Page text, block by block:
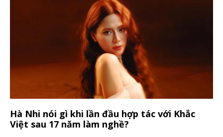
Hà Nhi nói gì khi lần đầu hợp tác với Khắc
Việt sau 17 năm làm nghề?